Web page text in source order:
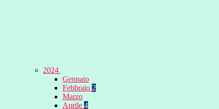
2024
Gennaio
Febbraio 2
Marzo
Aprile 4